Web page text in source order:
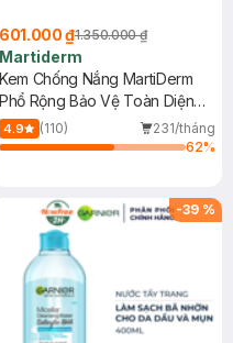
601.000 ₫1.350.000 ₫
Martiderm
Kem Chống Nắng MartiDerm
Phổ Rộng Bảo Vệ Toàn Diện
40ml
4.9 (110)
231/tháng
62%
-39 %